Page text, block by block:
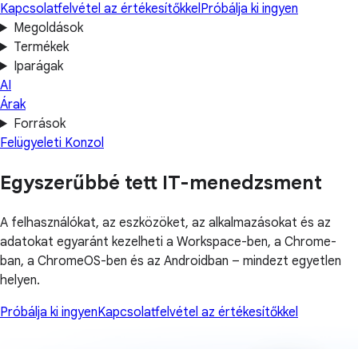
Kapcsolatfelvétel az értékesítőkkelPróbálja ki ingyen
Megoldások
Termékek
Iparágak
AI
Árak
Források
Felügyeleti Konzol
Egyszerűbbé tett IT-menedzsment
A felhasználókat, az eszközöket, az alkalmazásokat és az
adatokat egyaránt kezelheti a Workspace-ben, a Chrome-
ban, a ChromeOS-ben és az Androidban – mindezt egyetlen
helyen.
Próbálja ki ingyenKapcsolatfelvétel az értékesítőkkel